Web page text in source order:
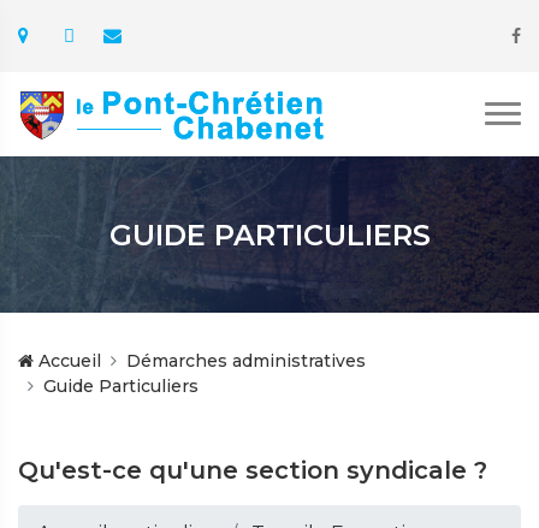
GUIDE PARTICULIERS
Accueil
Démarches administratives
Guide Particuliers
Qu'est-ce qu'une section syndicale ?